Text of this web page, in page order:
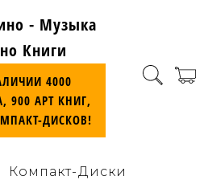
- Музыка
Книги
4000
900 АРТ КНИГ,
ДИСКОВ!
Компакт-Диски